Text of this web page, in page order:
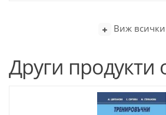
Виж всички
Други продукти